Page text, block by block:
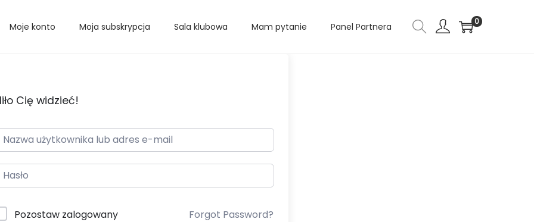
Moje konto Moja subskrypcja Sala klubowa Mam pytanie Panel Partnera 0
Cię widzieć!
Pozostaw zalogowany Forgot Password?